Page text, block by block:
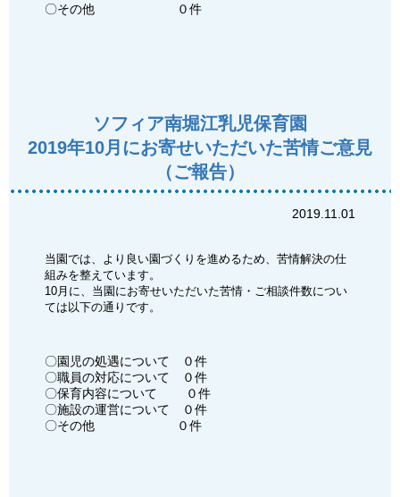
〇その他 ０件
ソフィア南堀江乳児保育園
2019年10月にお寄せいただいた苦情ご意見
（ご報告）
2019.11.01
当園では、より良い園づくりを進めるため、苦情解決の仕
組みを整えています。
10月に、当園にお寄せいただいた苦情・ご相談件数につい
ては以下の通りです。
〇園児の処遇について ０件
〇職員の対応について ０件
〇保育内容について ０件
〇施設の運営について ０件
〇その他 ０件